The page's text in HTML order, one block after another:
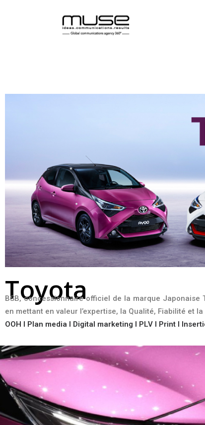
Toyota
BSB, concessionnaire officiel de la marque
en mettant en valeur l’expertise, la Qualité, Fiabilité et
OOH l Plan media l Digital marketing l PLV l Print l